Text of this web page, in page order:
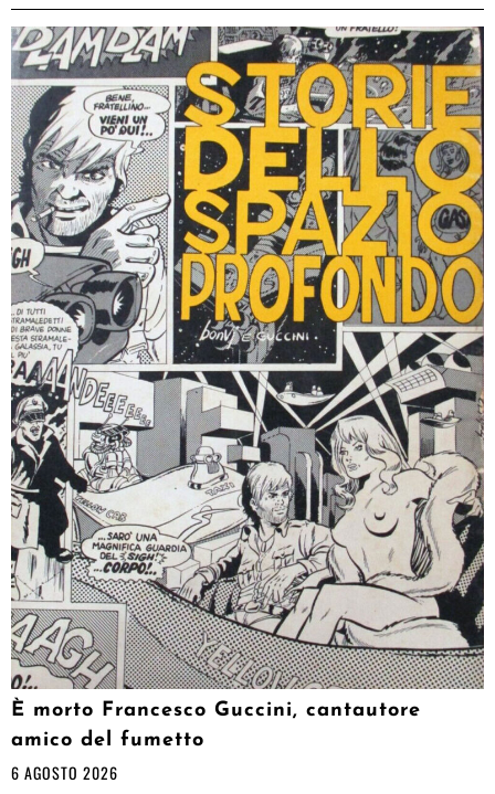
È morto Francesco Guccini, cantautore
amico del fumetto
6 AGOSTO 2026